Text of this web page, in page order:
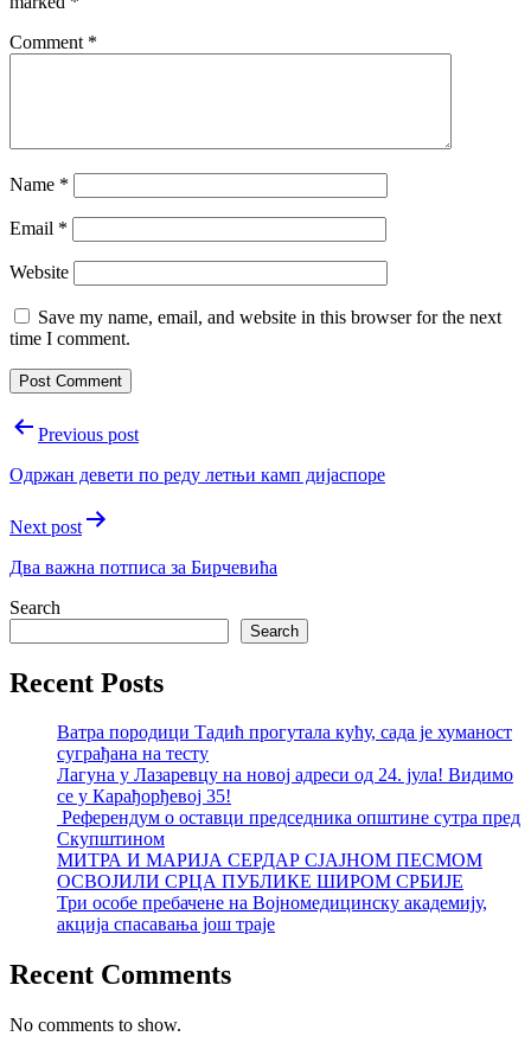
Comment *
Name *
Email *
Website
Save my name, email, and website in this browser for the next
time I comment.
PostPrevious post
Одржан девети по реду летњи камп диjаспоре
Next post
Два важна потписа за Бирчевића
Search
Search
Recent Posts
Ватра породици Тадић прогутала кућу, сада је хуманост
суграђана на тесту
Лагуна у Лазаревцу на новој адреси од 24. јула! Видимо
се у Карађорђевој 35!
Референдум о оставци председника општине сутра пред
Скупштином
МИТРА И МАРИЈА СЕРДАР СЈАЈНОМ ПЕСМОМ
ОСВОЈИЛИ СРЦА ПУБЛИКЕ ШИРОМ СРБИЈЕ
Три особе пребачене на Војномедицинску академију,
акција спасавања још траје
Recent Comments
No comments to show.